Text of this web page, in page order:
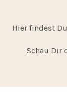
Hier findest
Schau Dir